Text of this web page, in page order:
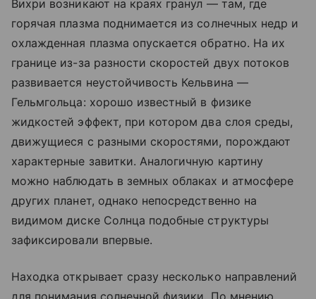
Вихри возникают на краях гранул — там, где
горячая плазма поднимается из солнечных недр и
охлажденная плазма опускается обратно. На их
границе из-за разности скоростей двух потоков
развивается неустойчивость Кельвина —
Гельмгольца: хорошо известный в физике
жидкостей эффект, при котором два слоя среды,
движущиеся с разными скоростями, порождают
характерные завитки. Аналогичную картину
можно наблюдать в земных облаках и атмосфере
других планет, однако непосредственно на
видимом диске Солнца подобные структуры
зафиксировали впервые.
Находка открывает сразу несколько направлений
для понимания солнечной физики. По мнению